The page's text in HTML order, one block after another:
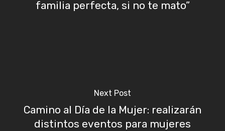
familia perfecta, si no te mato”
Next Post
Camino al Día de la Mujer: realizarán
distintos eventos para mujeres